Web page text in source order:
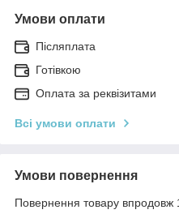
Умови оплати
Післяплата
Готівкою
Оплата за реквізитами
Всі умови оплати
Умови повернення
Повернення товару впродовж